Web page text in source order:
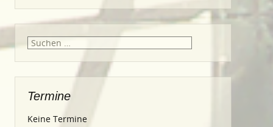
Suche
Termine
Keine Termine